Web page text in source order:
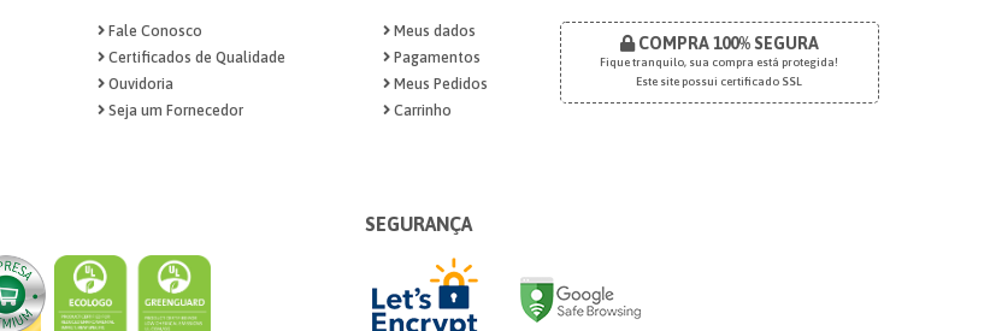
Fale Conosco
Certificados de Qualidade
Ouvidoria
Seja um Fornecedor
Meus dados
Pagamentos
Meus Pedidos
Carrinho
COMPRA 100% SEGURA
Fique tranquilo, sua compra está protegida!
Este site possui certificado SSL
SEGURANÇA